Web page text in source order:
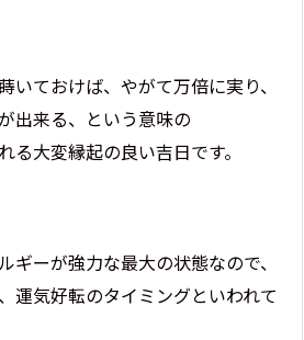
いておけば、やがて万倍に実り、
出来る、という意味の
る大変縁起の良い吉日です。
ギーが強力な最大の状態なので、
運気好転のタイミングといわれて